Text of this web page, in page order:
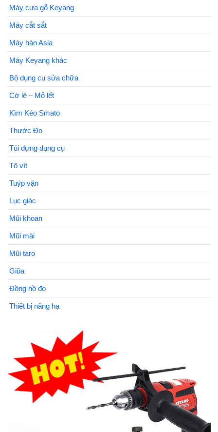
Máy cưa gỗ Keyang
Máy cắt sắt
Máy hàn Asia
Máy Keyang khác
Bộ dụng cụ sửa chữa
Cờ lê – Mỏ lết
Kìm Kéo Smato
Thước Đo
Túi đựng dụng cụ
Tô vít
Tuýp vặn
Lục giác
Mũi khoan
Mũi mài
Mũi taro
Giũa
Đồng hồ đo
Thiết bị nâng hạ